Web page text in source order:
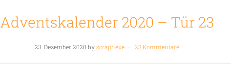
Adventskalender 2020 – Tür 23
23. Dezember 2020 byscraphexe 23 Kommentare